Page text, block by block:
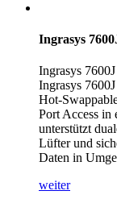
Ingrasys
Ingrasys
Ingrasys
Hot-
Port Access in
unterstützt
Lüfter und
Daten in
weiter